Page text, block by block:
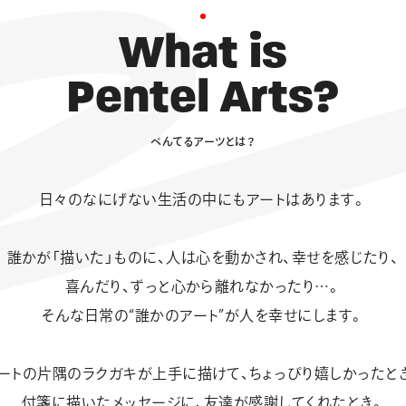
What is
Pentel Arts?
ぺんてるアーツとは ？
日々のなにげない生活の中にも アートはあります。
誰かが「描いた」ものに、
人は心を動かされ、幸せを感じたり、
喜んだり、ずっと心から離れなかったり…。
そんな日常の“誰かのアート”が人を幸せにします。
トの片隅のラクガキが上手に描けて、ちょっぴり嬉しかったと
付箋に描いたメッセージに、 友達が感謝してくれたとき。